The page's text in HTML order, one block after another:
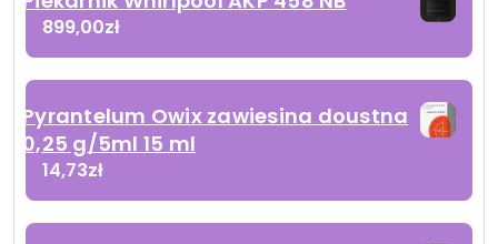
899,00zł
Pyrantelum Owix zawiesina doustna
0,25 g/5ml 15 ml
14,73zł